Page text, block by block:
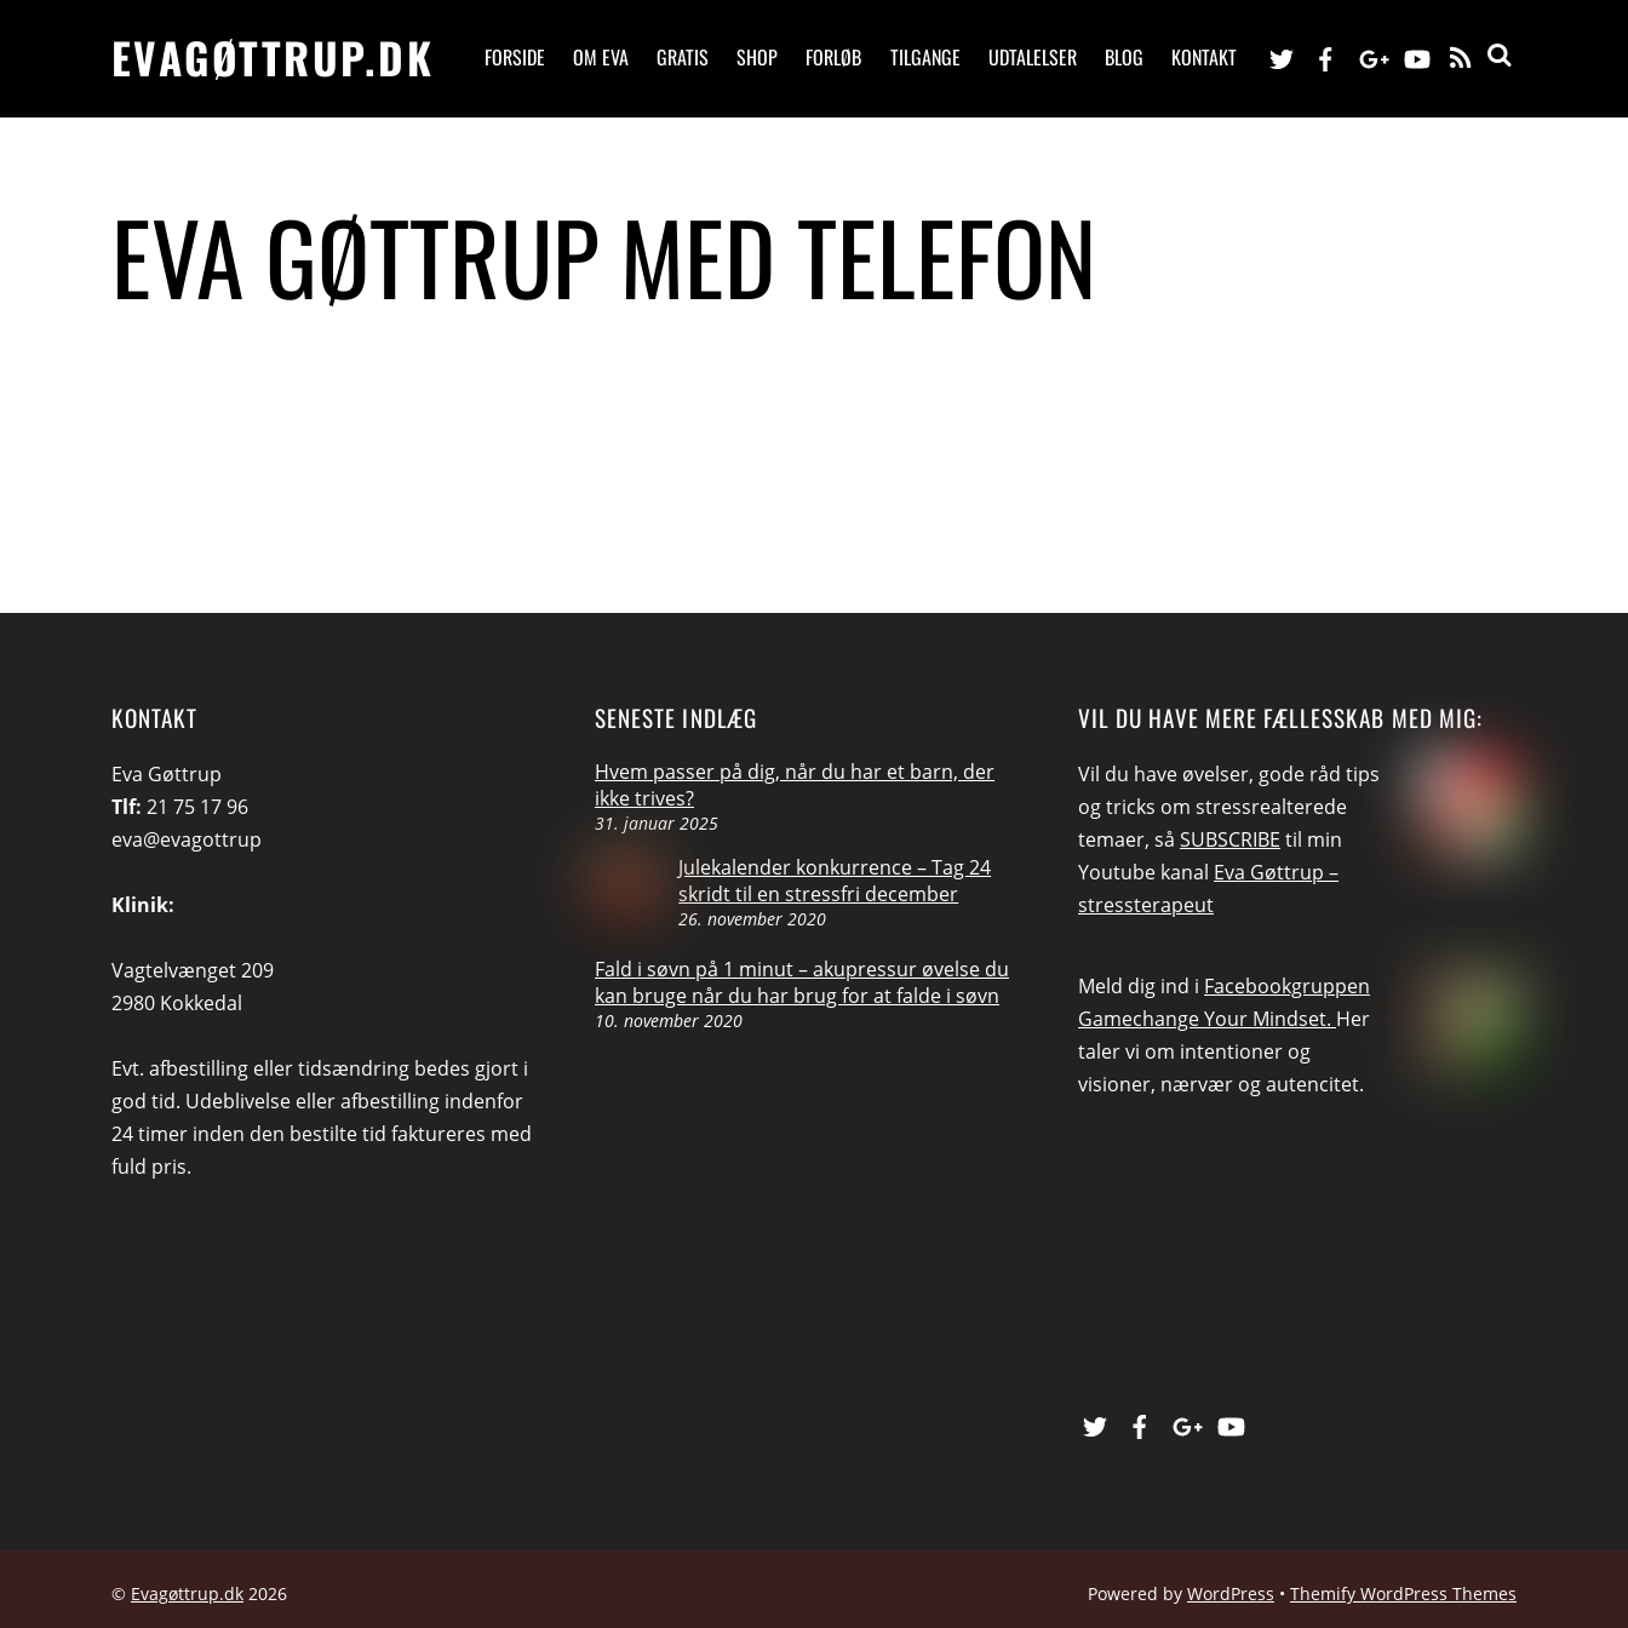
EVAGØTTRUP.DK RSS
FORSIDE OM EVA GRATIS SHOP FORLØB TILGANGE UDTALELSER BLOG KONTAKT
EVA GØTTRUP MED TELEFON
KONTAKT
Eva Gøttrup
Tlf: 21 75 17 96
eva@evagottrup
Klinik:
Vagtelvænget 209
2980 Kokkedal
Evt. afbestilling eller tidsændring bedes gjort i
god tid. Udeblivelse eller afbestilling indenfor
24 timer inden den bestilte tid faktureres med
fuld pris.
SENESTE INDLÆG
Hvem passer på dig, når du har et barn, der
ikke trives?
31. januar 2025
Julekalender konkurrence – Tag 24
skridt til en stressfri december
26. november 2020
Fald i søvn på 1 minut – akupressur øvelse du
kan bruge når du har brug for at falde i søvn
10. november 2020
VIL DU HAVE MERE FÆLLESSKAB MED MIG:
Vil du have øvelser, gode råd tips
og tricks om stressrealterede
temaer, såSUBSCRIBE til min
Youtube kanal Eva Gøttrup –
stressterapeut
Meld dig ind i Facebookgruppen
Gamechange Your Mindset. Her
taler vi om intentioner og
visioner, nærvær og autencitet.
© Evagøttrup.dk 2026 Powered by WordPress • Themify WordPress Themes